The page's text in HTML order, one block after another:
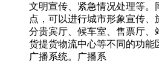
文明宣传、紧急情况处理等。
点，可以进行城市形象宣传
分贵宾厅、候车室、售票厅、
货提货物流中心等不同的功能
广播系统。广播系